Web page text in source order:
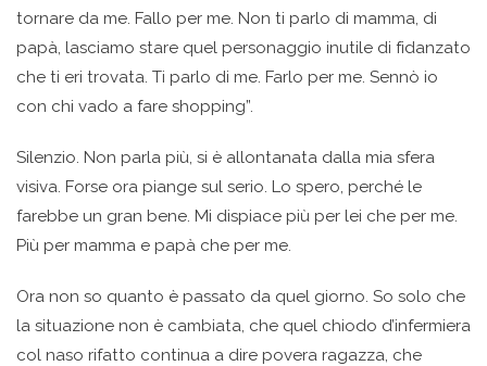
tornare da me. Fallo per me. Non ti parlo di mamma, di
papà, lasciamo stare quel personaggio inutile di fidanzato
che ti eri trovata. Ti parlo di me. Farlo per me. Sennò io
con chi vado a fare shopping”.
Silenzio. Non parla più, si è allontanata dalla mia sfera
visiva. Forse ora piange sul serio. Lo spero, perché le
farebbe un gran bene. Mi dispiace più per lei che per me.
Più per mamma e papà che per me.
Ora non so quanto è passato da quel giorno. So solo che
la situazione non è cambiata, che quel chiodo d’infermiera
col naso rifatto continua a dire povera ragazza, che